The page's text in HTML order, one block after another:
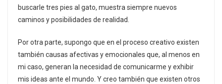
buscarle tres pies al gato, muestra siempre nuevos
caminos y posibilidades de realidad.
Por otra parte, supongo que en el proceso creativo existen
también causas afectivas y emocionales que, al menos en
mi caso, generan la necesidad de comunicarme y exhibir
mis ideas ante el mundo. Y creo también que existen otros